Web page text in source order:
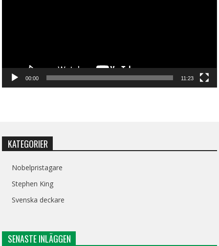
00:00 11:23
KATEGORIER
Nobelpristagare
Stephen King
Svenska deckare
SENASTE INLÄGGEN